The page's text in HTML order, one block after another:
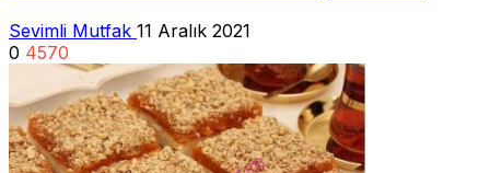
Sevimli Mutfak 11 Aralık 2021
0 4570